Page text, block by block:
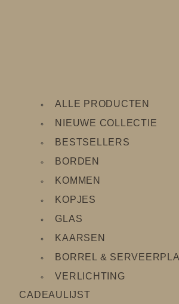
ALLE PRODUCTEN
NIEUWE COLLECTIE
BESTSELLERS
BORDEN
KOMMEN
KOPJES
GLAS
KAARSEN
BORREL &
VERLICHTING
CADEAULIJST